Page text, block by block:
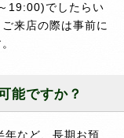
19:00)でしたらい
来店の際は事前に
能ですか？
年など、長期お預